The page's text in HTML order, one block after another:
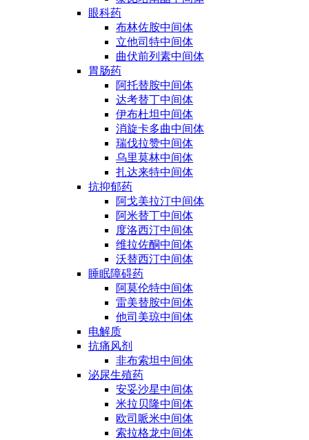
眼科药
布林佐胺中间体
立他司特中间体
曲伏前列素中间体
胃肠药
阿托替胺中间体
达考替丁中间体
伊布杜坦中间体
消旋卡多曲中间体
瑞伐拉赞中间体
乌里莫林中间体
扎达来特中间体
抗抑郁药
阿戈美拉汀中间体
阿米替丁中间体
度洛西汀中间体
维拉佐酮中间体
沃替西汀中间体
睡眠障碍药
阿莫伦特中间体
雷美替胺中间体
他司美琼中间体
电解质
抗痛风剂
非布索坦中间体
泌尿生殖药
安妥沙星中间体
米拉贝隆中间体
欧司哌米中间体
索拉格龙中间体